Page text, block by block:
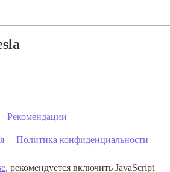
Рекомендации
Политика конфиденциальности
, рекомендуется включить JavaScript